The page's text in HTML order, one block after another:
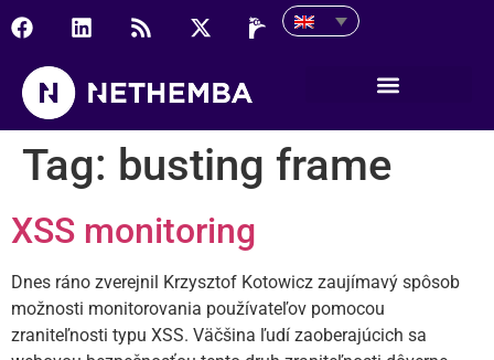
Tag: busting frame
XSS monitoring
Dnes ráno zverejnil Krzysztof Kotowicz zaujímavý spôsob
možnosti monitorovania používateľov pomocou
zraniteľnosti typu XSS. Väčšina ľudí zaoberajúcich sa